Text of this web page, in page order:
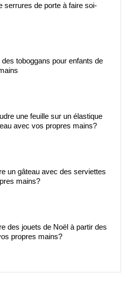
serrures de porte à faire soi-
toboggans pour enfants de
une feuille sur un élastique
avec vos propres mains?
un gâteau avec des serviettes
mains?
des jouets de Noël à partir des
propres mains?